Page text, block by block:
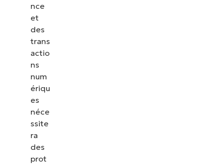
nce
et
des
trans
actio
ns
num
ériqu
es
néce
ssite
ra
des
prot